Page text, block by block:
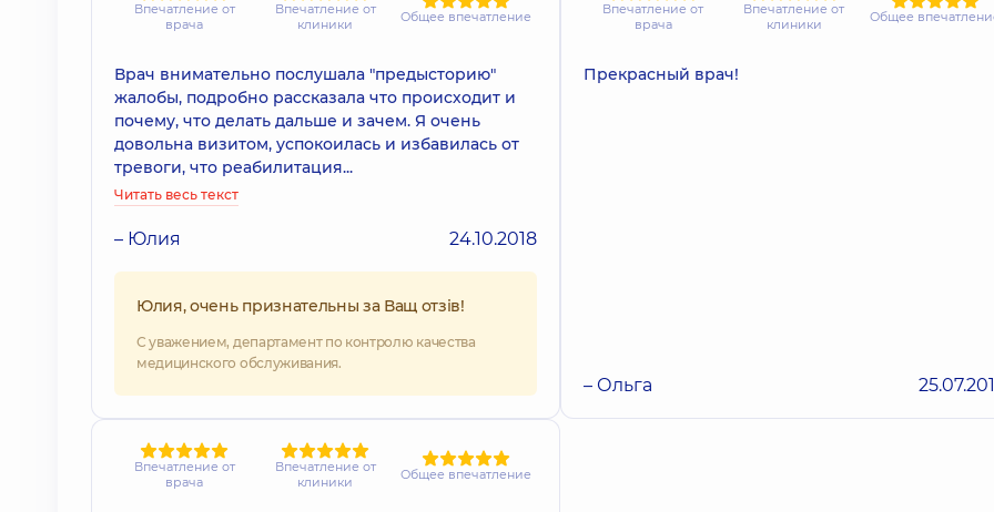
Впечатление от
врача
Впечатление от
клиники
Общее впечатление
Врач внимательно послушала "предысторию"
жалобы, подробно рассказала что происходит и
почему, что делать дальше и зачем. Я очень
довольна визитом, успокоилась и избавилась от
тревоги, что реабилитация...
Читать весь текст
– Юлия 24.10.2018
Юлия, очень признательны за Ващ отзів!
С уважением, департамент по контролю качества
медицинского обслуживания.
Впечатление от
врача
Впечатление от
клиники
Общее
Прекрасный врач!
– Ольга
Впечатление от
врача
Впечатление от
клиники
Общее впечатление